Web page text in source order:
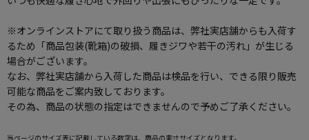
※オンラインストアにて取り扱う商品は、弊社実店舗からも入荷す
るため「商品包装(靴箱)の破損、履きジワや若干の汚れ」が生じる
場合がございます。
なお、弊社実店舗から入荷した商品は検品を行い、できる限り販売
可能な商品をご案内致しております。
その為、商品の状態の指定はできませんので予めご了承ください。
当ページのサイズ表に記載している数字は、商品の実寸サイズとなります。